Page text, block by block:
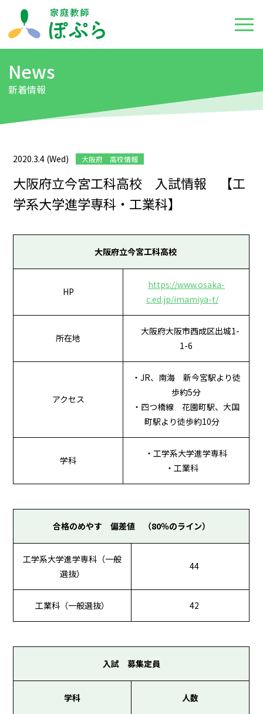
News
新着情報
2020.3.4 (Wed) 大阪府 高校情報
大阪府立今宮工科高校 入試情報 【工
学系大学進学専科・工業科】
大阪府立今宮工科高校
HP
https://www.osaka-
c.ed.jp/imamiya-t/
所在地
大阪府大阪市西成区出城1-
1-6
アクセス
・JR、南海 新今宮駅より徒
歩約5分
・四つ橋線 花園町駅、大国
町駅より徒歩約10分
学科
・工学系大学進学専科
・工業科
合格のめやす 偏差値 （80％のライン）
工学系大学進学専科（一般
選抜）
44
工業科（一般選抜） 42
入試 募集定員
学科 人数